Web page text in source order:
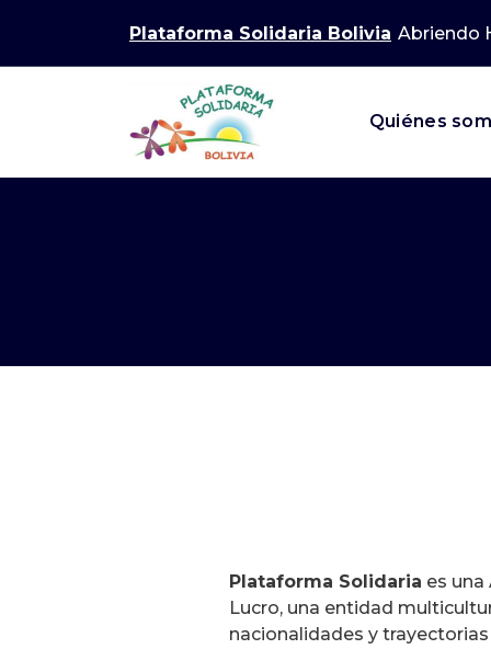
contenido
Plataforma Solidaria Bolivia Abr
Quiénes
Plataforma Solidaria es una
Lucro, una entidad
nacionalidades y